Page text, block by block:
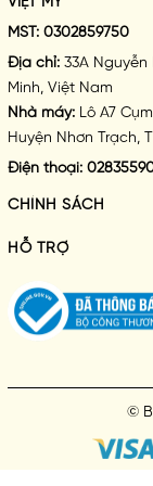
MST: 0302859750
Địa chỉ: 33A Nguyễn
Minh, Việt Nam
Nhà máy: Lô A7
Huyện Nhơn Trạch,
Điện thoại:
CHÍNH SÁCH
HỖ TRỢ
©